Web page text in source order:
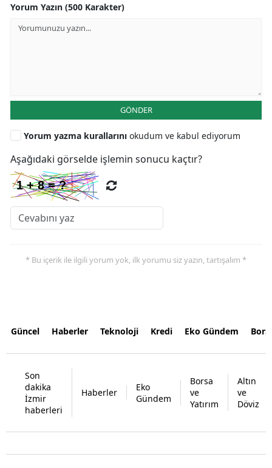
Yorum Yazın (500 Karakter)
GÖNDER
Yorum yazma kurallarını okudum ve kabul ediyorum
Aşağıdaki görselde işlemin sonucu kaçtır?
* Bu içerik ile ilgili yorum yok, ilk yorumu siz yazın, tartışalım *
Güncel Haberler Teknoloji Kredi Eko Gündem
Son
dakika
İzmir
haberleri
Haberler
Eko
Gündem
Borsa
ve
Yatırım
Altın
ve
Döviz